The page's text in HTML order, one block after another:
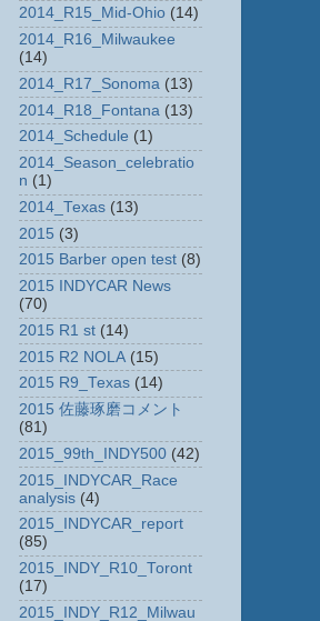
2014_R15_Mid-Ohio (14)
2014_R16_Milwaukee
(14)
2014_R17_Sonoma (13)
2014_R18_Fontana (13)
2014_Schedule (1)
2014_Season_celebratio
n (1)
2014_Texas (13)
2015 (3)
2015 Barber open test (8)
2015 INDYCAR News
(70)
2015 R1 st (14)
2015 R2 NOLA (15)
2015 R9_Texas (14)
2015 佐藤琢磨コメント
(81)
2015_99th_INDY500 (42)
2015_INDYCAR_Race
analysis (4)
2015_INDYCAR_report
(85)
2015_INDY_R10_Toront
(17)
2015_INDY_R12_Milwau